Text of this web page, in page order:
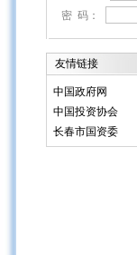
密 码：
友情链接
中国政府网
中国投资协会
长春市国资委